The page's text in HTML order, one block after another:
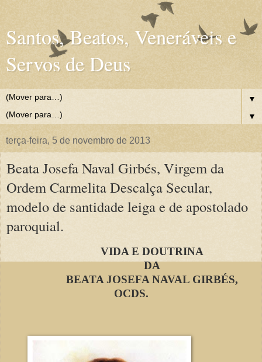
Santos, Beatos, Veneráveis e
Servos de Deus
▼
▼
terça-feira, 5 de novembro de 2013
Beata Josefa Naval Girbés, Virgem da
Ordem Carmelita Descalça Secular,
modelo de santidade leiga e de apostolado
paroquial.
VIDA E DOUTRINA
DA
BEATA JOSEFA NAVAL GIRBÉS,
OCDS.